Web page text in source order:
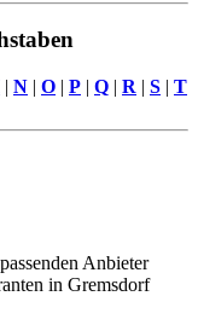
| N | O | P | Q | R | S | T
Anbieter
in Gremsdorf